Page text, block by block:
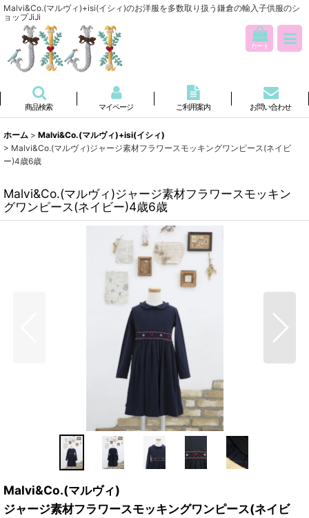
Malvi&Co.(マルヴィ)+isi(イシィ)のお洋服を多数取り扱う鎌倉の輸入子供服のシ
ョップJiJi
カート
商品検索 マイページ ご利用案内 お問い合わせ
ホーム > Malvi&Co.(マルヴィ)+isi(イシィ)
> Malvi&Co.(マルヴィ)ジャージ素材フラワースモッキングワンピース(ネイビ
ー)4歳6歳
Malvi&Co.(マルヴィ)ジャージ素材フラワースモッキン
グワンピース(ネイビー)4歳6歳
Malvi&Co.(マルヴィ)
ジャージ素材フラワースモッキングワンピース(ネイビ